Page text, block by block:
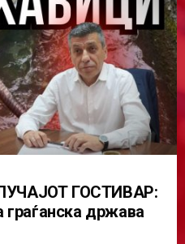
ГОСТИВАР:
граѓанска држава